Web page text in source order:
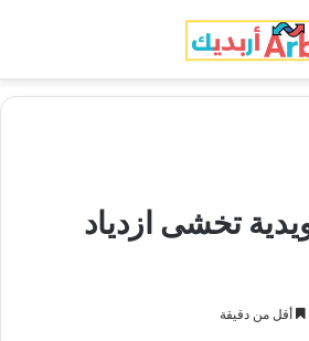
تخشى ازدياد
أقل من دقيقة